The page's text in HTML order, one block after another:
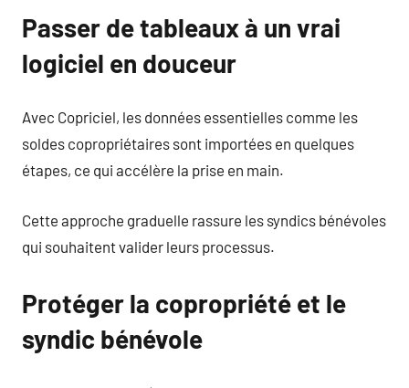
Passer de tableaux à un vrai
logiciel en douceur
Avec Copriciel, les données essentielles comme les
soldes copropriétaires sont importées en quelques
étapes, ce qui accélère la prise en main.
Cette approche graduelle rassure les syndics bénévoles
qui souhaitent valider leurs processus.
Protéger la copropriété et le
syndic bénévole